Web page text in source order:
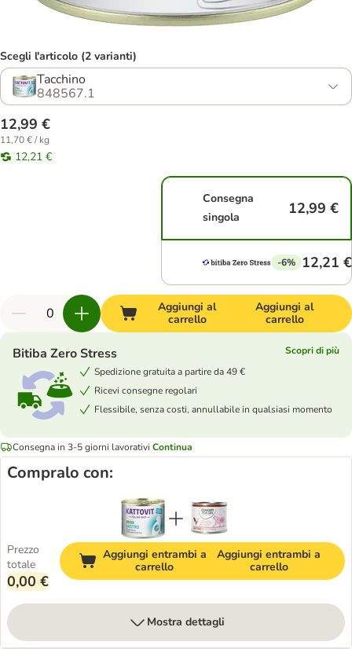
Scegli l'articolo (2 varianti)
Tacchino
848567.1
12,99 €
11,70 € / kg
12,21 €
Consegna
singola
12,99 €
-6% 12,21 €
Aggiungi al
carrello
Aggiungi al
carrello
Bitiba Zero Stress
Scopri di più
Spedizione gratuita a partire da 49 €
Ricevi consegne regolari
Flessibile, senza costi, annullabile in qualsiasi momento
Consegna in 3-5 giorni lavorativi Continua
Compralo con:
Prezzo
totale
0,00 €
Aggiungi entrambi a
carrello
Aggiungi entrambi a
carrello
Mostra dettagli